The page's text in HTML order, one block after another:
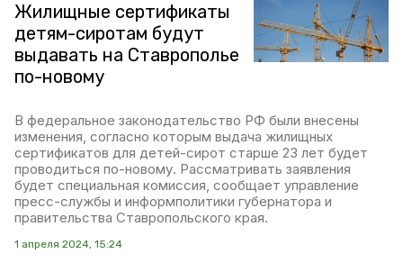
Жилищные сертификаты
детям-сиротам будут
выдавать на Ставрополье
по-новому
В федеральное законодательство РФ были внесены
изменения, согласно которым выдача жилищных
сертификатов для детей-сирот старше 23 лет будет
проводиться по-новому. Рассматривать заявления
будет специальная комиссия, сообщает управление
пресс-службы и информполитики губернатора и
правительства Ставропольского края.
1 апреля 2024, 15:24